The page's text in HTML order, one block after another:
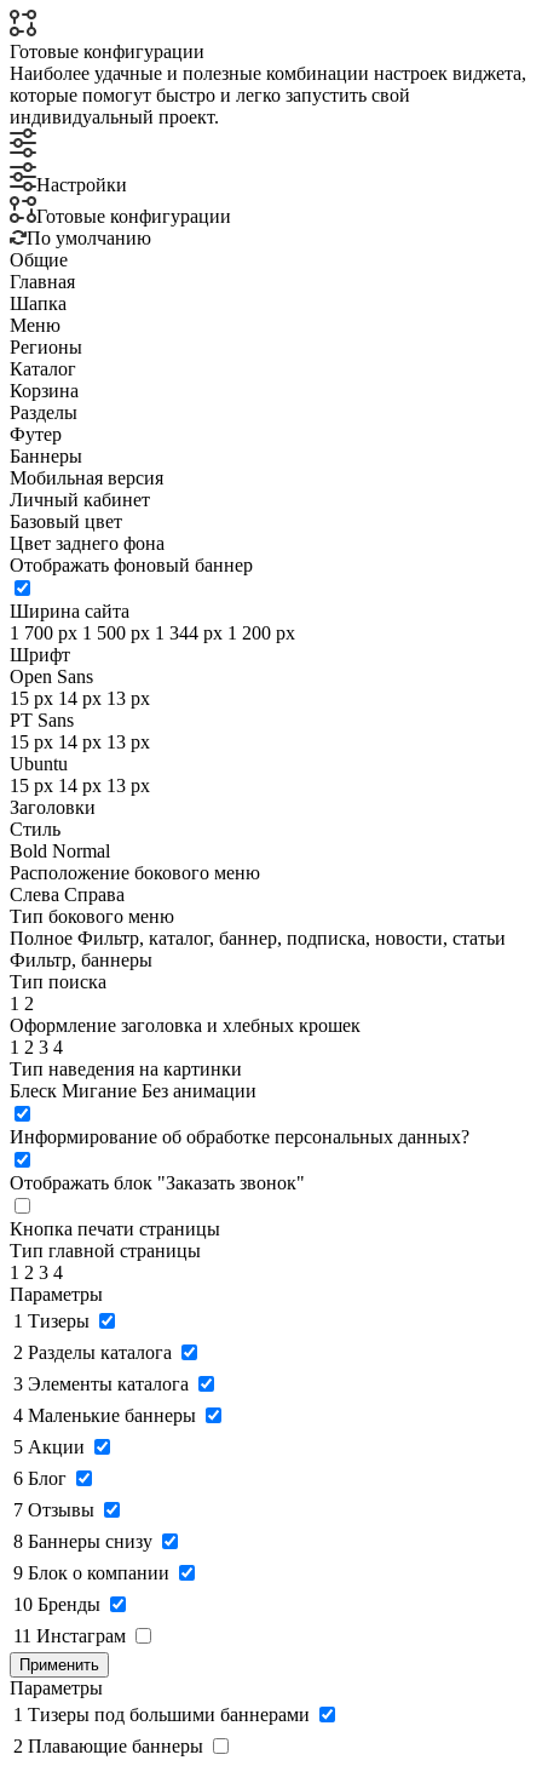
Готовые конфигурации
Наиболее удачные и полезные комбинации настроек виджета,
которые помогут быстро и легко запустить свой
индивидуальный проект.
Настройки
Готовые конфигурации
По умолчанию
Общие
Главная
Шапка
Меню
Регионы
Каталог
Корзина
Разделы
Футер
Баннеры
Мобильная версия
Личный кабинет
Базовый цвет
Цвет заднего фона
Отображать фоновый баннер
Ширина сайта
1 700 px 1 500 px 1 344 px 1 200 px
Шрифт
Open Sans
15 px 14 px 13 px
PT Sans
15 px 14 px 13 px
Ubuntu
15 px 14 px 13 px
Заголовки
Стиль
Bold Normal
Расположение бокового меню
Слева Справа
Тип бокового меню
Полное Фильтр, каталог, баннер, подписка, новости, статьи
Фильтр, баннеры
Тип поиска
1 2
Оформление заголовка и хлебных крошек
1 2 3 4
Тип наведения на картинки
Блеск Мигание Без анимации
Информирование об обработке персональных данных?
Отображать блок "Заказать звонок"
Кнопка печати страницы
Тип главной страницы
1 2 3 4
Параметры
1 Тизеры
2 Разделы каталога
3 Элементы каталога
4 Маленькие баннеры
5 Акции
6 Блог
7 Отзывы
8 Баннеры снизу
9 Блок о компании
10 Бренды
11 Инстаграм
Применить
Параметры
1 Тизеры под большими баннерами
2 Плавающие баннеры